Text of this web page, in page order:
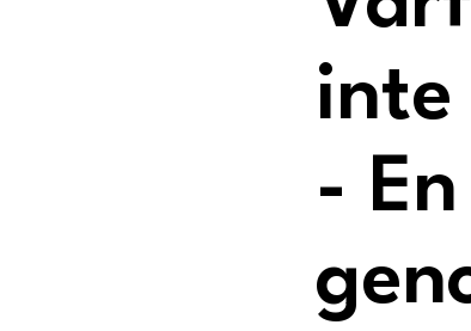
inte
-